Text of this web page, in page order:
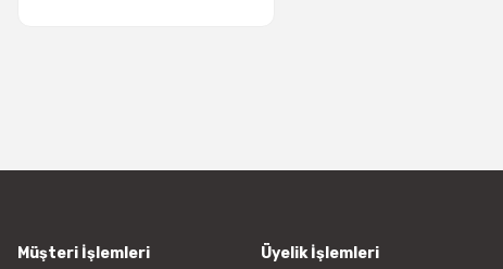
Müşteri İşlemleri Üyelik İşlemleri